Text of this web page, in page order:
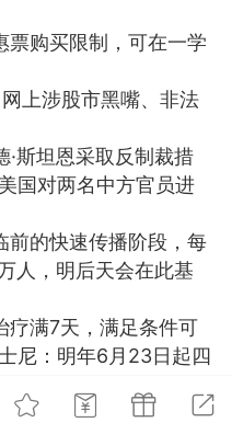
金币 点击购买
斯普拉雅
！一、项
）× 草本
这是一套
票购买限制，可在一学
上涉股市黑嘴、非法
斯坦恩采取反制裁措
国对两名中方官员进
前的快速传播阶段，每
人，明后天会在此基
疗满7天，满足条件可
尼：明年6月23日起四
免费核酸检测；国务